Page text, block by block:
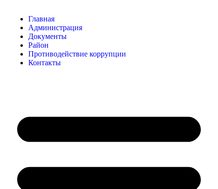
Главная
Администрация
Документы
Район
Противодействие коррупции
Контакты